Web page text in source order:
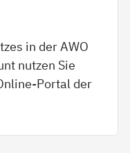
in der AWO
nutzen Sie
Portal der